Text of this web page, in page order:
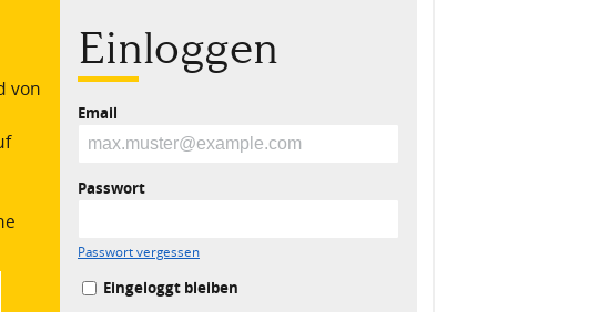
von
Einloggen
Email
Passwort
Passwort vergessen
Eingeloggt bleiben